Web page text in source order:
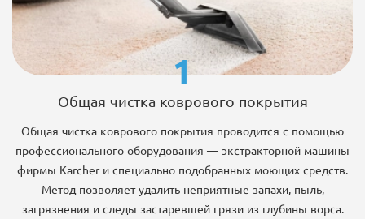
1
Общая чистка коврового покрытия
Общая чистка коврового покрытия проводится с помощью
профессионального оборудования — экстракторной машины
фирмы Karcher и специально подобранных моющих средств.
Метод позволяет удалить неприятные запахи, пыль,
загрязнения и следы застаревшей грязи из глубины ворса.